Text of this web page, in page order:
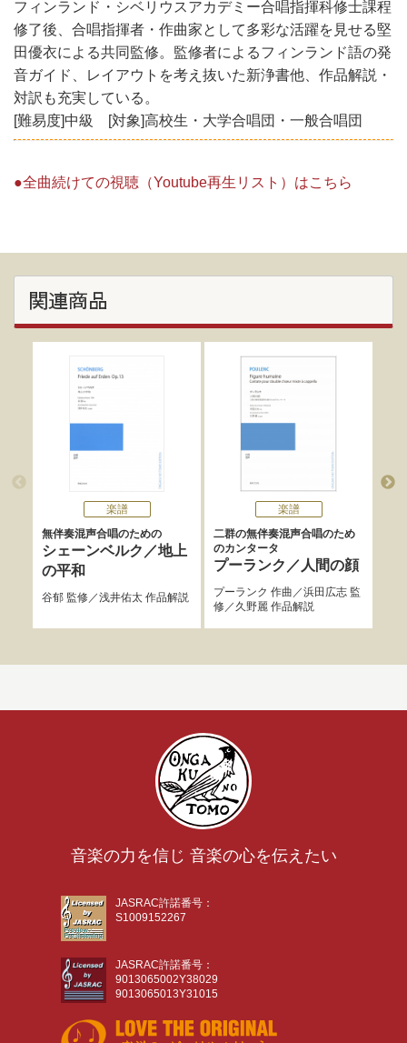
フィンランド・シベリウスアカデミー合唱指揮科修士課程
修了後、合唱指揮者・作曲家として多彩な活躍を見せる堅
田優衣による共同監修。監修者によるフィンランド語の発
音ガイド、レイアウトを考え抜いた新浄書他、作品解説・
対訳も充実している。
[難易度]中級 [対象]高校生・大学合唱団・一般合唱団
●全曲続けての視聴（Youtube再生リスト）はこちら
関連商品
楽譜
無伴奏混声合唱のための
シェーンベルク／地上
の平和
谷郁監修／浅井佑太作品解説
楽譜
二群の無伴奏混声合唱のため
のカンタータ
プーランク／人間の顔
プーランク 作曲／浜田広志監
修／ 久野麗作品解説
音楽の力を信じ 音楽の心を伝えたい
JASRAC許諾番号：
S1009152267
JASRAC許諾番号：
9013065002Y38029
9013065013Y31015